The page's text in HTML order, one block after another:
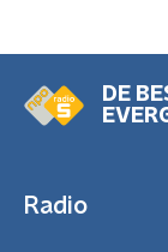
DE
Radio